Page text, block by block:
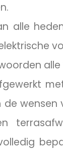
alle
wensen